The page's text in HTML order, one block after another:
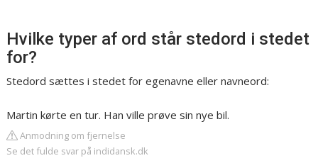
Hvilke typer af ord står stedord i stedet
for?
Stedord sættes i stedet for egenavne eller navneord:
Martin kørte en tur. Han ville prøve sin nye bil.
Anmodning om fjernelse
Se det fulde svar på indidansk.dk